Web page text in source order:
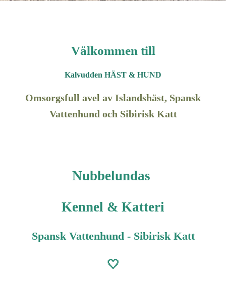
Välkommen till
Kalvudden HÄST & HUND
Omsorgsfull avel av Islandshäst, Spansk
Vattenhund och Sibirisk Katt
Nubbelundas
Kennel & Katteri
Spansk Vattenhund - Sibirisk Katt
🤍